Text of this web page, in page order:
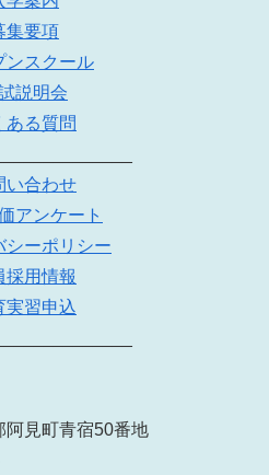
集要項
ンスクール
説明会
ある質問
い合わせ
アンケート
シーポリシー
採用情報
実習申込
阿見町青宿50番地